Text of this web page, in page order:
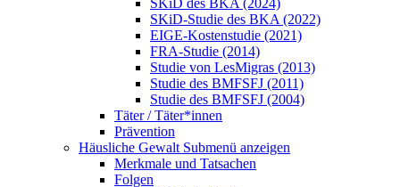
SKiD des BKA (2024)
SKiD-Studie des BKA (2022)
EIGE-Kostenstudie (2021)
FRA-Studie (2014)
Studie von LesMigras (2013)
Studie des BMFSFJ (2011)
Studie des BMFSFJ (2004)
Täter / Täter*innen
Prävention
Häusliche Gewalt Submenü anzeigen
Merkmale und Tatsachen
Folgen